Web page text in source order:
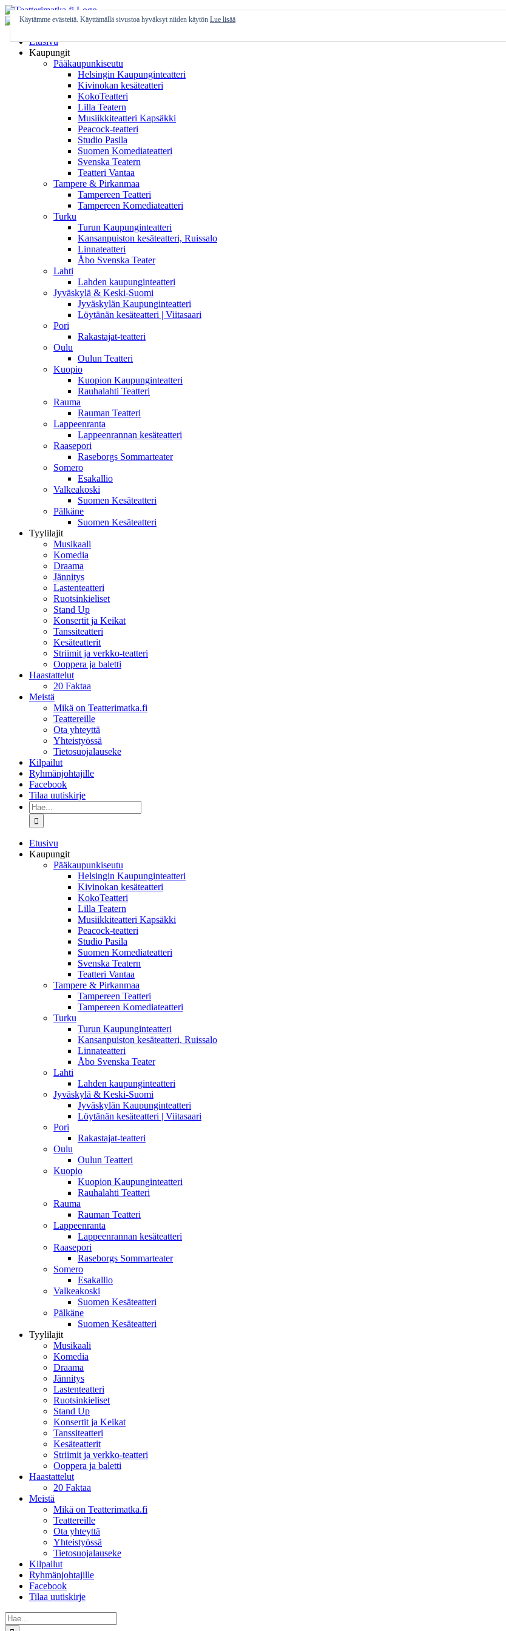
Skip
to
Etusivu
Kaupungit
Pääkaupunkiseutu
Helsingin Kaupunginteatteri
Kivinokan kesäteatteri
KokoTeatteri
Lilla Teatern
Musiikkiteatteri Kapsäkki
Peacock-teatteri
Studio Pasila
Suomen Komediateatteri
Svenska Teatern
Teatteri Vantaa
Tampere & Pirkanmaa
Tampereen Teatteri
Tampereen Komediateatteri
Turku
Turun Kaupunginteatteri
Kansanpuiston kesäteatteri, Ruissalo
Linnateatteri
Åbo Svenska Teater
Lahti
Lahden kaupunginteatteri
Jyväskylä & Keski-Suomi
Jyväskylän Kaupunginteatteri
Löytänän kesäteatteri | Viitasaari
Pori
Rakastajat-teatteri
Oulu
Oulun Teatteri
Kuopio
Kuopion Kaupunginteatteri
Rauhalahti Teatteri
Rauma
Rauman Teatteri
Lappeenranta
Lappeenrannan kesäteatteri
Raasepori
Raseborgs Sommarteater
Somero
Esakallio
Valkeakoski
Suomen Kesäteatteri
Pälkäne
Suomen Kesäteatteri
Tyylilajit
Musikaali
Komedia
Draama
Jännitys
Lastenteatteri
Ruotsinkieliset
Stand Up
Konsertit ja Keikat
Tanssiteatteri
Kesäteatterit
Striimit ja verkko-teatteri
Ooppera ja baletti
Haastattelut
20 Faktaa
Meistä
Mikä on Teatterimatka.fi
Teattereille
Ota yhteyttä
Yhteistyössä
Tietosuojalauseke
Kilpailut
Ryhmänjohtajille
Facebook
Tilaa uutiskirje
Etsi
...
Etusivu
Kaupungit
Pääkaupunkiseutu
Helsingin Kaupunginteatteri
Kivinokan kesäteatteri
KokoTeatteri
Lilla Teatern
Musiikkiteatteri Kapsäkki
Peacock-teatteri
Studio Pasila
Suomen Komediateatteri
Svenska Teatern
Teatteri Vantaa
Tampere & Pirkanmaa
Tampereen Teatteri
Tampereen Komediateatteri
Turku
Turun Kaupunginteatteri
Kansanpuiston kesäteatteri, Ruissalo
Linnateatteri
Åbo Svenska Teater
Lahti
Lahden kaupunginteatteri
Jyväskylä & Keski-Suomi
Jyväskylän Kaupunginteatteri
Löytänän kesäteatteri | Viitasaari
Pori
Rakastajat-teatteri
Oulu
Oulun Teatteri
Kuopio
Kuopion Kaupunginteatteri
Rauhalahti Teatteri
Rauma
Rauman Teatteri
Lappeenranta
Lappeenrannan kesäteatteri
Raasepori
Raseborgs Sommarteater
Somero
Esakallio
Valkeakoski
Suomen Kesäteatteri
Pälkäne
Suomen Kesäteatteri
Tyylilajit
Musikaali
Komedia
Draama
Jännitys
Lastenteatteri
Ruotsinkieliset
Stand Up
Konsertit ja Keikat
Tanssiteatteri
Kesäteatterit
Striimit ja verkko-teatteri
Ooppera ja baletti
Haastattelut
20 Faktaa
Meistä
Mikä on Teatterimatka.fi
Teattereille
Ota yhteyttä
Yhteistyössä
Tietosuojalauseke
Kilpailut
Ryhmänjohtajille
Facebook
Tilaa uutiskirje
Etsi
...
Käytämme evästeitä. Käyttämällä sivustoa hyväksyt niiden käytön Lue lisää